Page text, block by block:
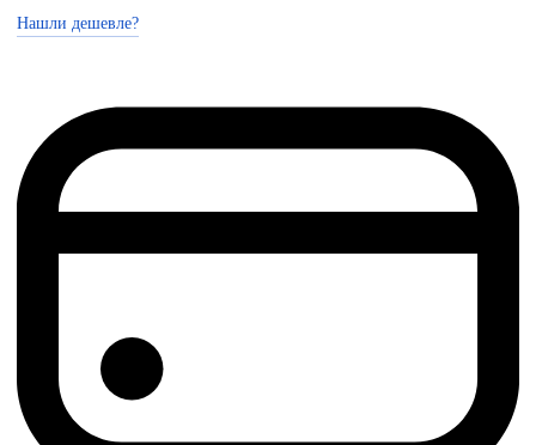
Нашли дешевле?